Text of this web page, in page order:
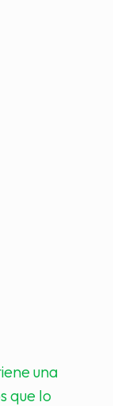
una
que lo